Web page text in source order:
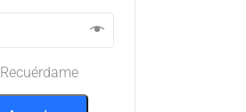
Recuérdame